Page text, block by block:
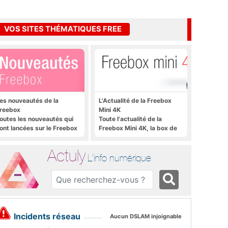
VOS SITES THÉMATIQUES FREE
nouveautés de la
les nouveautés qui
lancées sur le Freebox
L'Actualité de la Freebox
Mini 4K
Toute l'actualité de la
Freebox Mini 4K, la box de
Actuly L'info numérique
Incidents réseau Aucun DSLAM injoignable